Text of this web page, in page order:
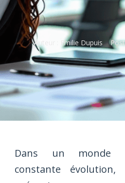
Auteur : Emilie Dupuis
Dans un monde
constante évolution,